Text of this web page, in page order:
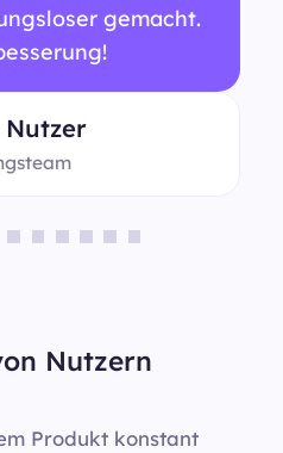
gemacht.
Nutzer
Nutzern
Produkt konstant